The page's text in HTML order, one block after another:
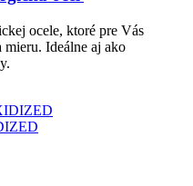
ocele, ktoré pre Vás
mieru. Ideálne aj ako